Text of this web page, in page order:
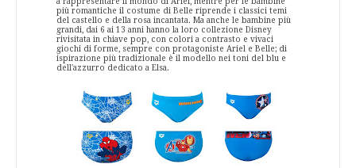
più romantiche il costume di Belle riprende i classici temi
del castello e della rosa incantata. Ma anche le bambine più
grandi, dai 6 ai 13 anni hanno la loro collezione Disney
rivisitata in chiave pop, con colori a contrasto e vivaci
giochi di forme, sempre con protagoniste Ariel e Belle; di
ispirazione più tradizionale è il modello nei toni del blu e
dell'azzurro dedicato a Elsa.